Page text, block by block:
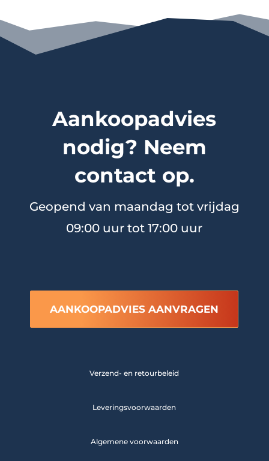
Aankoopadvies
nodig? Neem
contact op.
Geopend van maandag tot vrijdag
09:00 uur tot 17:00 uur
AANKOOPADVIES AANVRAGEN
Verzend- en retourbeleid
Leveringsvoorwaarden
Algemene voorwaarden